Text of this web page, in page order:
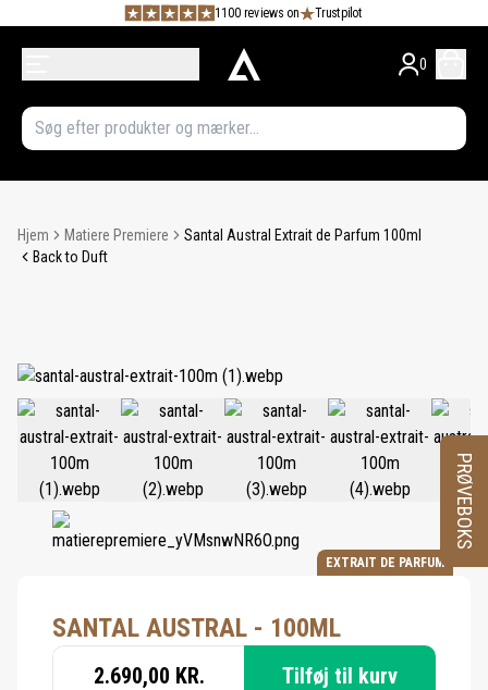
1100 reviews on Trustpilot
0
Hjem Matiere Premiere
Santal Austral Extrait de Parfum 100ml
Back to Duft
EXTRAIT DE PARFUM
SANTAL AUSTRAL - 100ML
2.690,00 KR. Tilføj til kurv
PRØVEBOKS